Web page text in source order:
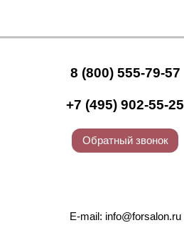
8 (800) 555-79-57
+7 (495) 902-55-25
Обратный звонок
E-mail: info@forsalon.ru